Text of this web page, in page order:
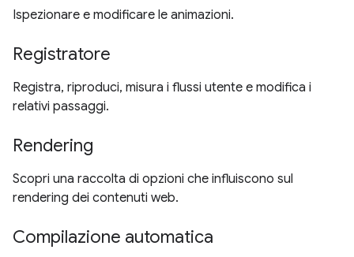
Ispezionare e modificare le animazioni.
Registratore
Registra, riproduci, misura i flussi utente e modifica i
relativi passaggi.
Rendering
Scopri una raccolta di opzioni che influiscono sul
rendering dei contenuti web.
Compilazione automatica